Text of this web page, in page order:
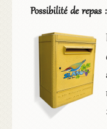
Possibilité de repas :